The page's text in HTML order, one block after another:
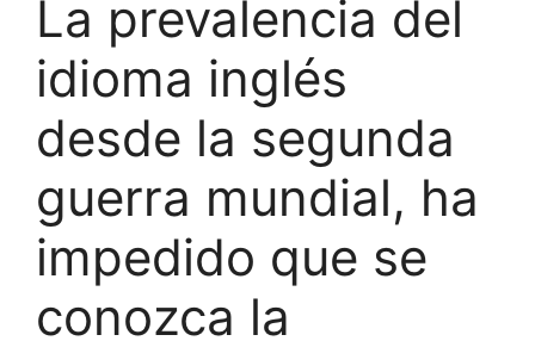
La prevalencia del
idioma inglés
desde la segunda
guerra mundial, ha
impedido que se
conozca la